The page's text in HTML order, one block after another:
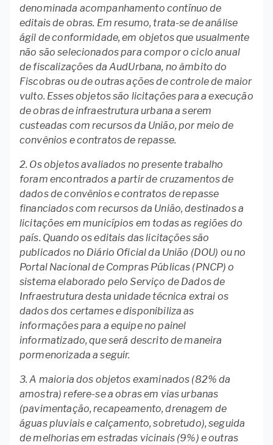
denominada acompanhamento contínuo de
editais de obras. Em resumo, trata-se de análise
ágil de conformidade, em objetos que usualmente
não são selecionados para compor o ciclo anual
de fiscalizações da AudUrbana, no âmbito do
Fiscobras ou de outras ações de controle de maior
vulto. Esses objetos são licitações para a execução
de obras de infraestrutura urbana a serem
custeadas com recursos da União, por meio de
convênios e contratos de repasse.
2. Os objetos avaliados no presente trabalho
foram encontrados a partir de cruzamentos de
dados de convênios e contratos de repasse
financiados com recursos da União, destinados a
licitações em municípios em todas as regiões do
país. Quando os editais das licitações são
publicados no Diário Oficial da União (DOU) ou no
Portal Nacional de Compras Públicas (PNCP) o
sistema elaborado pelo Serviço de Dados de
Infraestrutura desta unidade técnica extrai os
dados dos certames e disponibiliza as
informações para a equipe no painel
informatizado, que será descrito de maneira
pormenorizada a seguir.
3. A maioria dos objetos examinados (82% da
amostra) refere-se a obras em vias urbanas
(pavimentação, recapeamento, drenagem de
águas pluviais e calçamento, sobretudo), seguida
de melhorias em estradas vicinais (9%) e outras